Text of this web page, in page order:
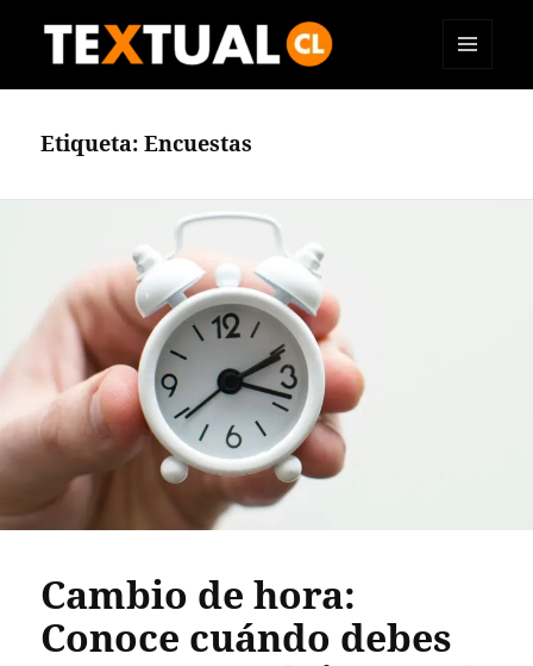
Etiqueta:Encuestas
Cambio de hora:
Conoce cuándo debes